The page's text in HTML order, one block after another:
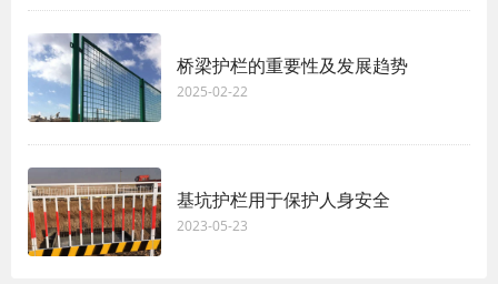
桥梁护栏的重要性及发展趋势
2025-02-22
基坑护栏用于保护人身安全
2023-05-23